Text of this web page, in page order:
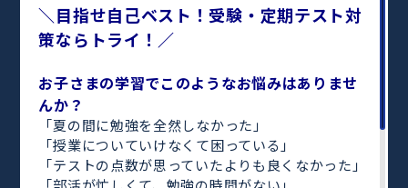
＼目指せ自己ベスト！受験・定期テスト対
策ならトライ！／
お子さまの学習でこのようなお悩みはありませ
んか？
「夏の間に勉強を全然しなかった」
「授業についていけなくて困っている」
「テストの点数が思っていたよりも良くなかった」